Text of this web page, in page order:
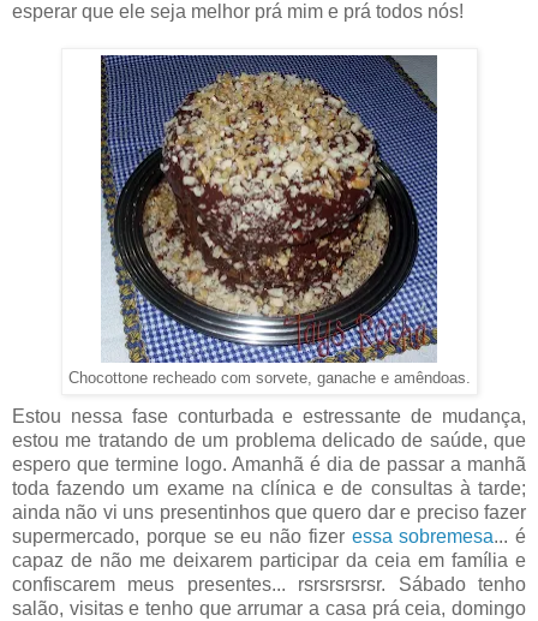
esperar que ele seja melhor prá mim e prá todos nós!
Chocottone recheado com sorvete, ganache e amêndoas.
Estou nessa fase conturbada e estressante de mudança,
estou me tratando de um problema delicado de saúde, que
espero que termine logo. Amanhã é dia de passar a manhã
toda fazendo um exame na clínica e de consultas à tarde;
ainda não vi uns presentinhos que quero dar e preciso fazer
supermercado, porque se eu não fizer essa sobremesa... é
capaz de não me deixarem participar da ceia em família e
confiscarem meus presentes... rsrsrsrsrsr. Sábado tenho
salão, visitas e tenho que arrumar a casa prá ceia, domingo